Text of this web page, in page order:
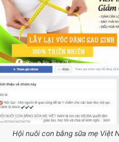
Hội nuôi con bằng sữa mẹ Việt